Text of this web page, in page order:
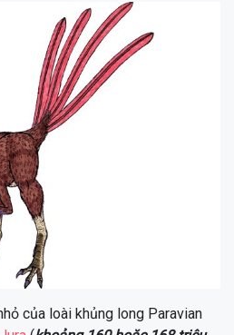
của loài khủng long Paravian